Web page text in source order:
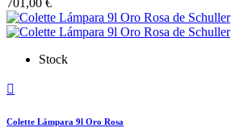
Stock

Colette Lámpara 9l Oro Rosa